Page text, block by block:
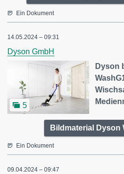
Ein Dokument
14.05.2024 – 09:31
Dyson GmbH
5
Dyson
Bildmaterial Dyson
Ein Dokument
09.04.2024 – 09:47